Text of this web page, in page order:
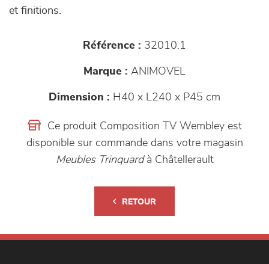
et finitions.
Référence : 32010.1
Marque : ANIMOVEL
Dimension : H40 x L240 x P45 cm
Ce produit Composition TV Wembley est
disponible sur commande dans votre magasin
Meubles Trinquard à Châtellerault
RETOUR